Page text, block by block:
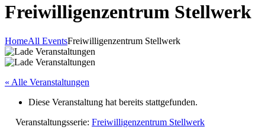
Freiwilligenzentrum Stellwerk
HomeAll EventsFreiwilligenzentrum Stellwerk
« Alle Veranstaltungen
Diese Veranstaltung hat bereits stattgefunden.
Veranstaltungsserie: Freiwilligenzentrum Stellwerk